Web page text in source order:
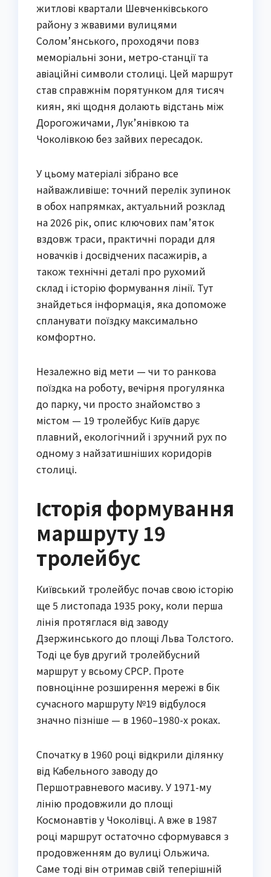
житлові квартали Шевченківського
району з жвавими вулицями
Солом’янського, проходячи повз
меморіальні зони, метро-станції та
авіаційні символи столиці. Цей маршрут
став справжнім порятунком для тисяч
киян, які щодня долають відстань між
Дорогожичами, Лук’янівкою та
Чоколівкою без зайвих пересадок.
У цьому матеріалі зібрано все
найважливіше: точний перелік зупинок
в обох напрямках, актуальний розклад
на 2026 рік, опис ключових пам’яток
вздовж траси, практичні поради для
новачків і досвідчених пасажирів, а
також технічні деталі про рухомий
склад і історію формування лінії. Тут
знайдеться інформація, яка допоможе
спланувати поїздку максимально
комфортно.
Незалежно від мети — чи то ранкова
поїздка на роботу, вечірня прогулянка
до парку, чи просто знайомство з
містом — 19 тролейбус Київ дарує
плавний, екологічний і зручний рух по
одному з найзатишніших коридорів
столиці.
Історія формування
маршруту 19
тролейбус
Київський тролейбус почав свою історію
ще 5 листопада 1935 року, коли перша
лінія протяглася від заводу
Дзержинського до площі Льва Толстого.
Тоді це був другий тролейбусний
маршрут у всьому СРСР. Проте
повноцінне розширення мережі в бік
сучасного маршруту №19 відбулося
значно пізніше — в 1960–1980-х роках.
Спочатку в 1960 році відкрили ділянку
від Кабельного заводу до
Першотравневого масиву. У 1971-му
лінію продовжили до площі
Космонавтів у Чоколівці. А вже в 1987
році маршрут остаточно сформувався з
продовженням до вулиці Ольжича.
Саме тоді він отримав свій теперішній